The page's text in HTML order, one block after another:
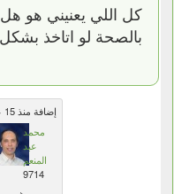
كل اللي يعنيني هو
بالصحة لو اتاخذ
إضافة منذ 15 عام
محمد
عبد
المنعم
9714